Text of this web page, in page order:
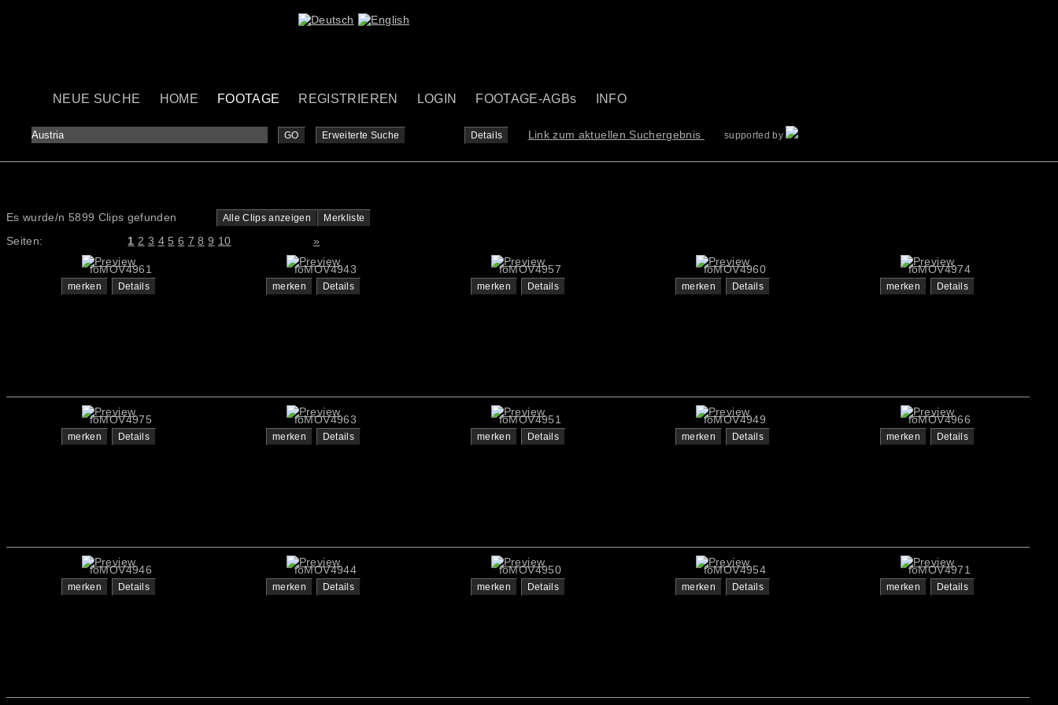
NEUE SUCHE HOME FOOTAGE REGISTRIEREN LOGIN FOOTAGE-AGBs INFO
GO Erweiterte Suche Details Link zum aktuellen Suchergebnis supported by
Es wurde/n 5899 Clips gefunden Alle Clips anzeigen Merkliste
Seiten: 1 2 3 4 5 6 7 8 9 10 »
foMOV4961
merken Details
foMOV4943
merken Details
foMOV4957
merken Details
foMOV4960
merken Details
foMOV4974
merken Details
foMOV4975
merken Details
foMOV4963
merken Details
foMOV4951
merken Details
foMOV4949
merken Details
foMOV4966
merken Details
foMOV4946
merken Details
foMOV4944
merken Details
foMOV4950
merken Details
foMOV4954
merken Details
foMOV4971
merken Details